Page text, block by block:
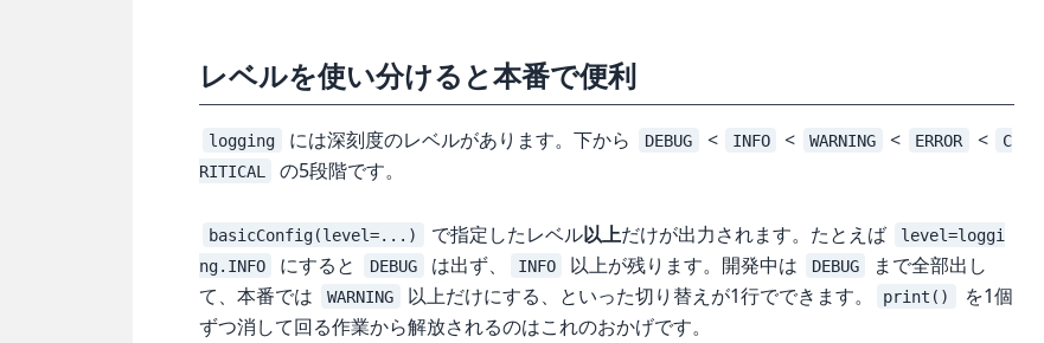
レベルを使い分けると本番で便利
logging には深刻度のレベルがあります。下から DEBUG < INFO < WARNING < ERROR <
C
RITICAL
の5段階です。
basicConfig(level=...) で指定したレベル以上だけが出力されます。たとえば
level=loggi
ng.INFO
にすると DEBUG は出ず、 INFO 以上が残ります。開発中は DEBUG
まで全部出し
て、本番では
WARNING 以上だけにする、といった切り替えが1行でできます。 print()
を1個
ずつ消して回る作業から解放されるのはこれのおかげです。